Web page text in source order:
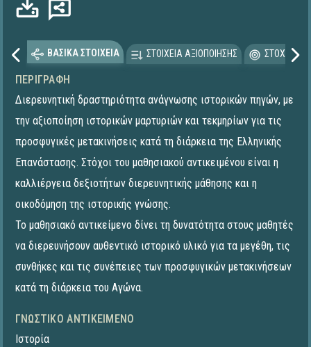
ΒΑΣΙΚΑ ΣΤΟΙΧΕΙΑ ΣΤΟΙΧΕΙΑ ΑΞΙΟΠΟΙΗΣΗΣ
ΠΕΡΙΓΡΑΦΉ
Διερευνητική δραστηριότητα ανάγνωσης ιστορικών πηγών, με
την αξιοποίηση ιστορικών μαρτυριών και τεκμηρίων για τις
προσφυγικές μετακινήσεις κατά τη διάρκεια της Ελληνικής
Επανάστασης. Στόχοι του μαθησιακού αντικειμένου είναι η
καλλιέργεια δεξιοτήτων διερευνητικής μάθησης και η
οικοδόμηση της ιστορικής γνώσης.
Το μαθησιακό αντικείμενο δίνει τη δυνατότητα στους μαθητές
να διερευνήσουν αυθεντικό ιστορικό υλικό για τα μεγέθη, τις
συνθήκες και τις συνέπειες των προσφυγικών μετακινήσεων
κατά τη διάρκεια του Αγώνα.
ΓΝΩΣΤΙΚΌ ΑΝΤΙΚΕΊΜΕΝΟ
Ιστορία